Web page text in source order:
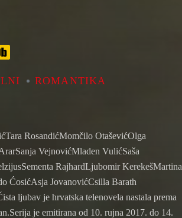
ROMANTIKA
RosandićMomčilo OtaševićOlga
VejnovićMladen VulićSaša
RajhardLjubomir KerekešMartina
ĆosićAsja JovanovićCsilla Barath
ljubav je hrvatska telenovela nastala prema
je emitirana od 10. rujna 2017. do 14.